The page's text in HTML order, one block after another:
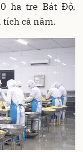
ha tre Bát Độ,
cả năm.